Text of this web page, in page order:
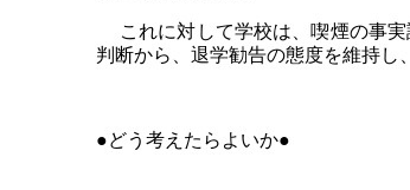
これに対して学校は、喫煙の事実
判断から、退学勧告の態度を維持し
●どう考えたらよいか●